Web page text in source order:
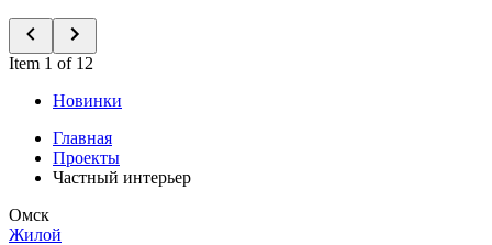
Item 1 of 12
Новинки
Главная
Проекты
Частный интерьер
Омск
Жилой